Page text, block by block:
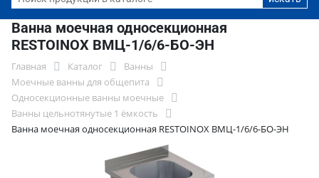
Ванна моечная односекционная
RESTOINOX ВМЦ-1/6/6-БО-ЭН
Главная Каталог
Ванны
Моечные ванны для общепита
Односекционные ванны моечные
Ванны цельнотянутые 1 ёмкость
Ванна моечная односекционная RESTOINOX ВМЦ-1/6/6-БО-ЭН